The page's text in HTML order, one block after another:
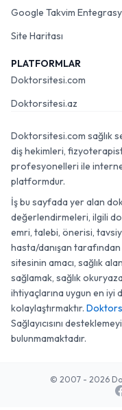
Google Takvim
Site Haritası
PLATFORMLAR
Doktorsitesi.com
Doktorsitesi.az
Doktorsitesi.com sağlık
diş hekimleri,
profesyonelleri ile internet
platformdur.
İş bu sayfada yer alan
değerlendirmeleri, ilgili
emri, talebi, önerisi,
hasta/danışan tarafından
sitesinin amacı, sağlık
sağlamak, sağlık
ihtiyaçlarına uygun en iyi
kolaylaştırmaktır.
Sağlayıcısını
bulunmamaktadır.
© 2007 - 2026